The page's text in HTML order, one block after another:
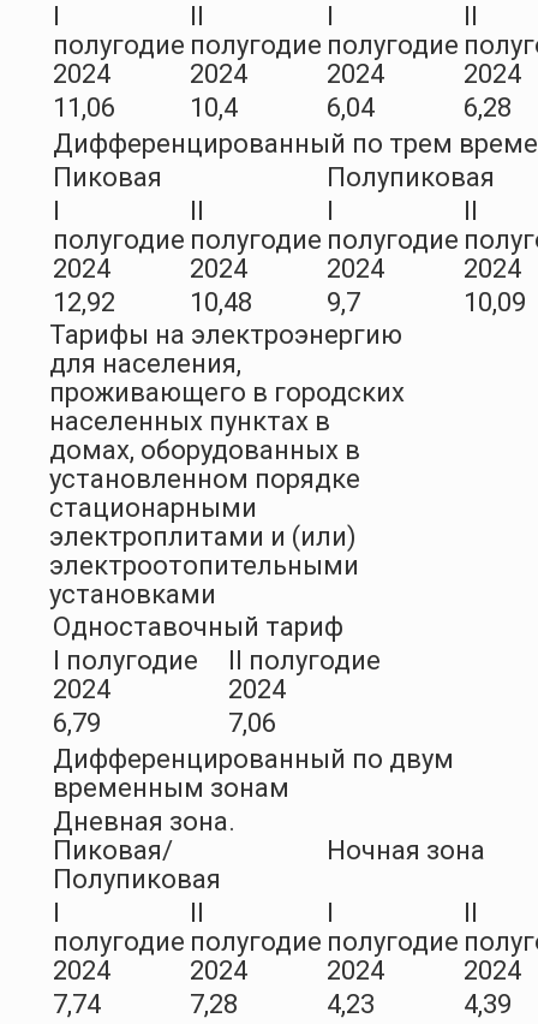
полугодие
2024
полугодие
2024
полугодие
2024
2024
11,06
10,4 6,04
6,28
Дифференцированный по трем
Пиковая
Полупиковая
полугодие
2024
полугодие
2024
полугодие
2024
2024
12,92
10,48 9,7
10,09
Тарифы на электроэнергию
для населения,
проживающего в городских
населенных пунктах в
домах, оборудованных в
установленном порядке
стационарными
электроплитами и (или)
электроотопительными
установками
Одноставочный тариф
I полугодие
2024
II полугодие
2024
6,79
7,06
Дифференцированный по двум
временным зонам
Дневная зона.
Пиковая/
Полупиковая
Ночная зона
полугодие
2024
полугодие
2024
полугодие
2024
2024
7,74
7,28 4,23
4,39